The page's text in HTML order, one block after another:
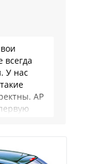
всегда
У нас
АР